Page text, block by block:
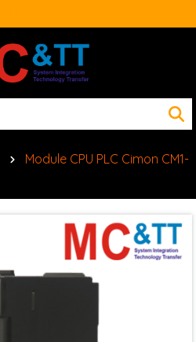
Module CPU PLC Cimon CM1-